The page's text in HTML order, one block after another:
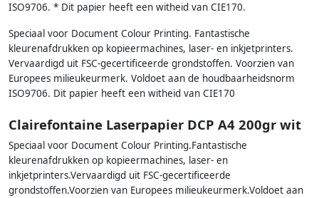
ISO9706. * Dit papier heeft een witheid van CIE170.
Speciaal voor Document Colour Printing. Fantastische
kleurenafdrukken op kopieermachines, laser- en inkjetprinters.
Vervaardigd uit FSC-gecertificeerde grondstoffen. Voorzien van
Europees milieukeurmerk. Voldoet aan de houdbaarheidsnorm
ISO9706. Dit papier heeft een witheid van CIE170
Clairefontaine Laserpapier DCP A4 200gr wit
Speciaal voor Document Colour Printing.Fantastische
kleurenafdrukken op kopieermachines, laser- en
inkjetprinters.Vervaardigd uit FSC-gecertificeerde
grondstoffen.Voorzien van Europees milieukeurmerk.Voldoet aan